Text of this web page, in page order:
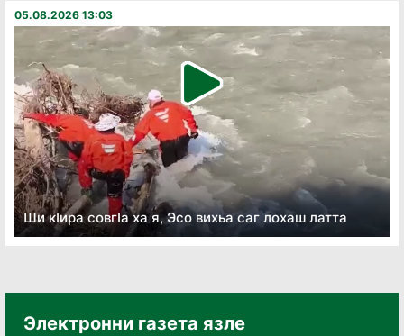
05.08.2026 13:03
Ши кӏира совгӏа ха я, Эсо вихьа саг лохаш латта
Электронни газета язле